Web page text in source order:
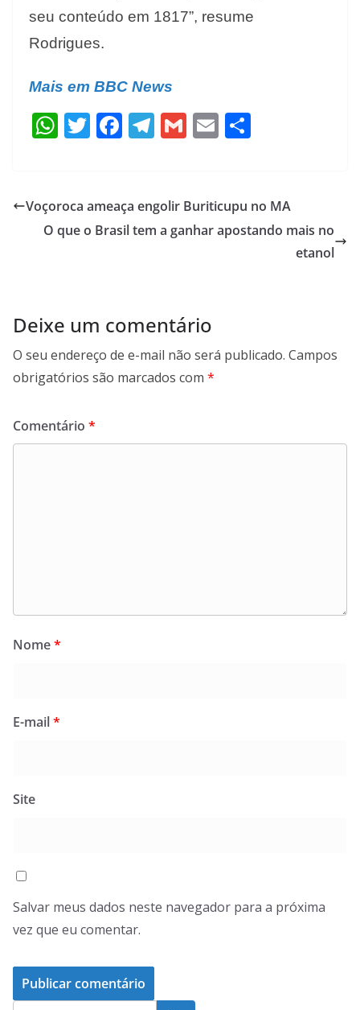
seu conteúdo em 1817”, resume
Rodrigues.
Mais em BBC News
W
s
A
T
er
F
b
o
T
gr
a
G
l
E
l e
Voçoroca ameaça engolir Buriticupu no MA
O que o Brasil tem a ganhar apostando mais no
etanol
Deixe um comentário
O seu endereço de e-mail não será publicado. Campos
obrigatórios são marcados com *
Comentário *
Nome*
E-mail*
Site
Salvar meus dados neste navegador para a próxima
vez que eu comentar.